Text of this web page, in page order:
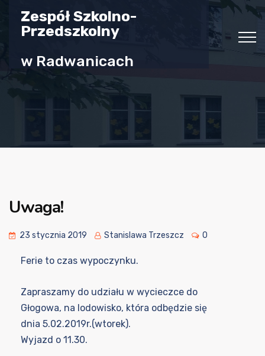
Zespół Szkolno-
Przedszkolny
w Radwanicach
Uwaga!
23 stycznia 2019 Stanislawa Trzeszcz 0
Ferie to czas wypoczynku.
Zapraszamy do udziału w wycieczce do
Głogowa, na lodowisko, która odbędzie się
dnia 5.02.2019r.(wtorek).
Wyjazd o 11.30.